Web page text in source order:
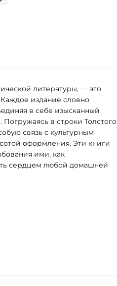
литературы, — это
издание словно
в себе изысканный
в строки
связь с культурным
оформления. Эти книги
ими, как
сердцем любой домашней